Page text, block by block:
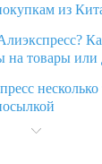
из
на товары или
закрыт» на